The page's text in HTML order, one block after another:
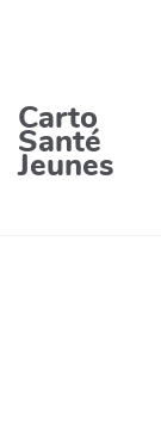
Carto
Santé
Jeunes